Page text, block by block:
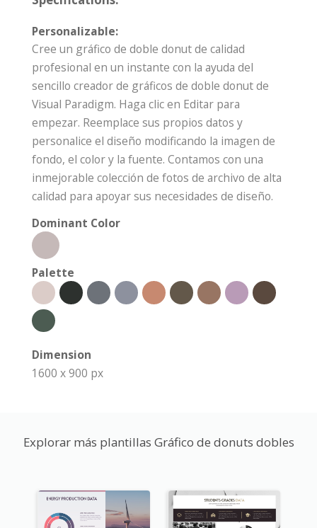
Personalizable:
Cree un gráfico de doble donut de calidad
profesional en un instante con la ayuda del
sencillo creador de gráficos de doble donut de
Visual Paradigm. Haga clic en Editar para
empezar. Reemplace sus propios datos y
personalice el diseño modificando la imagen de
fondo, el color y la fuente. Contamos con una
inmejorable colección de fotos de archivo de alta
calidad para apoyar sus necesidades de diseño.
Dominant Color
Palette
Dimension
1600 x 900 px
Explorar más plantillas Gráfico de donuts dobles